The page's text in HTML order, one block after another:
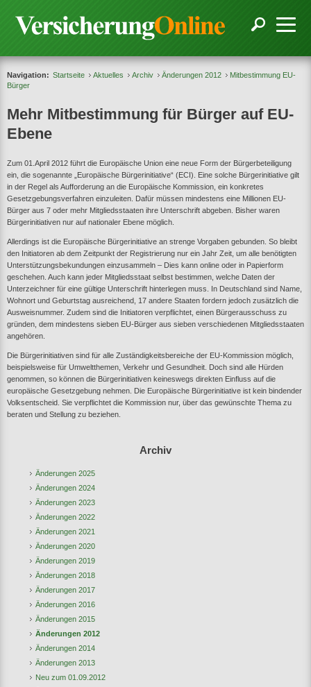
Archiv
Änderungen 2025
Änderungen 2024
Änderungen 2023
Änderungen 2022
Änderungen 2021
Änderungen 2020
Änderungen 2019
Änderungen 2018
Änderungen 2017
Änderungen 2016
Änderungen 2015
Änderungen 2012
Änderungen 2014
Änderungen 2013
Neu zum 01.09.2012
Navigation: Startseite Aktuelles Archiv Änderungen 2012
Mitbestimmung EU-
Bürger
Mehr Mitbestimmung für Bürger auf EU-
Ebene
Zum 01.April 2012 führt die Europäische Union eine neue Form der Bürgerbeteiligung
ein, die sogenannte „Europäische Bürgerinitiative“ (ECI). Eine solche Bürgerinitiative gilt
in der Regel als Aufforderung an die Europäische Kommission, ein konkretes
Gesetzgebungsverfahren einzuleiten. Dafür müssen mindestens eine Millionen EU-
Bürger aus 7 oder mehr Mitgliedsstaaten ihre Unterschrift abgeben. Bisher waren
Bürgerinitiativen nur auf nationaler Ebene möglich.
Allerdings ist die Europäische Bürgerinitiative an strenge Vorgaben gebunden. So bleibt
den Initiatoren ab dem Zeitpunkt der Registrierung nur ein Jahr Zeit, um alle benötigten
Unterstützungsbekundungen einzusammeln – Dies kann online oder in Papierform
geschehen. Auch kann jeder Mitgliedsstaat selbst bestimmen, welche Daten der
Unterzeichner für eine gültige Unterschrift hinterlegen muss. In Deutschland sind Name,
Wohnort und Geburtstag ausreichend, 17 andere Staaten fordern jedoch zusätzlich die
Ausweisnummer. Zudem sind die Initiatoren verpflichtet, einen Bürgerausschuss zu
gründen, dem mindestens sieben EU-Bürger aus sieben verschiedenen Mitgliedsstaaten
angehören.
Die Bürgerinitiativen sind für alle Zuständigkeitsbereiche der EU-Kommission möglich,
beispielsweise für Umweltthemen, Verkehr und Gesundheit. Doch sind alle Hürden
genommen, so können die Bürgerinitiativen keineswegs direkten Einfluss auf die
europäische Gesetzgebung nehmen. Die Europäische Bürgerinitiative ist kein bindender
Volksentscheid. Sie verpflichtet die Kommission nur, über das gewünschte Thema zu
beraten und Stellung zu beziehen.